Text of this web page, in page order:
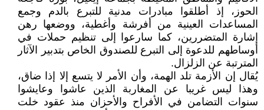
الحوز، إذ أطلقوا مبادرات مدنية للتبرع بالدم وجمع
المساعدات العينية من أفرشة وأغطية، ووضعها رهن
إشارة المتضررين، كما سارعوا إلى تنظيم حملات في
أوساطهم للدعوة إلى التبرع للصندوق الخاص بتدبير الآثار
المترتبة عن الزلزال.
يُقال إن الأزمة تلد الهمة، وأن الأمر لا يتسع إلا إذا ضاق،
وهذا ليس غريبا عن المغاربة الذين عاشوا وعايشوا
سنوات التضامن في الأفراح والأحزان منذ عقود خلت